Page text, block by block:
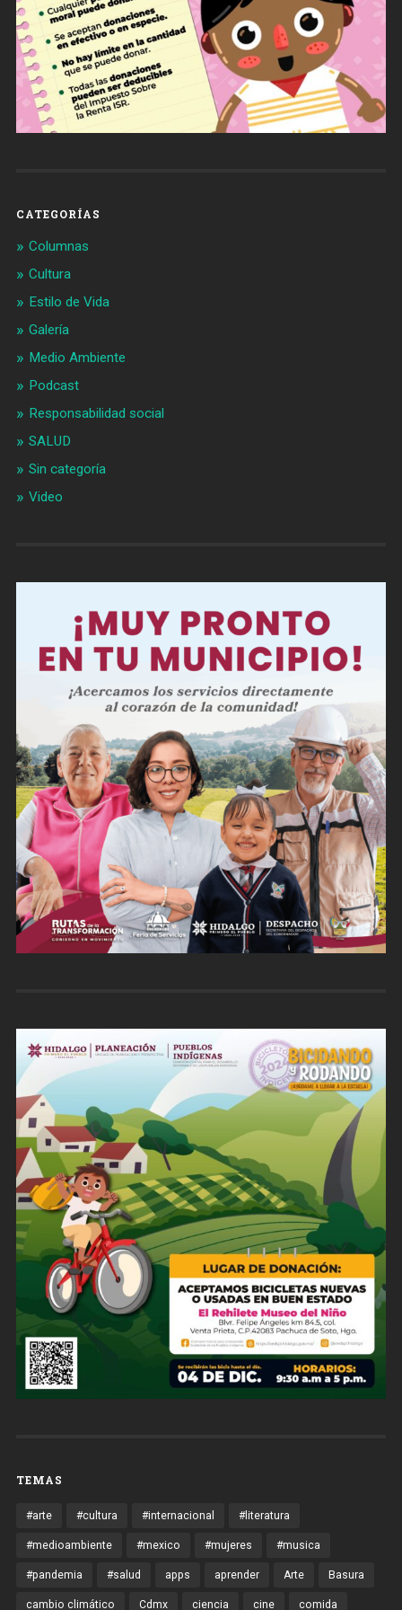
CATEGORÍAS
Columnas
Cultura
Estilo de Vida
Galería
Medio Ambiente
Podcast
Responsabilidad social
SALUD
Sin categoría
Video
TEMAS
#arte #cultura #internacional #literatura
#medioambiente #mexico #mujeres #musica
#pandemia #salud apps aprender Arte Basura
cambio climático Cdmx ciencia cine comida